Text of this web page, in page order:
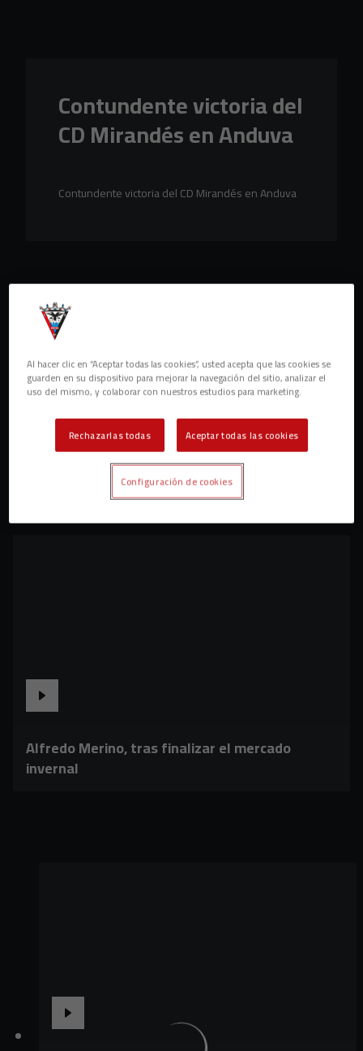
Contundente victoria del
CD Mirandés en Anduva
Contundente victoria del CD Mirandés en Anduva
Alfredo Merino, tras finalizar el mercado
invernal
Al hacer clic en “Aceptar todas las cookies”, usted acepta que las cookies se
guarden en su dispositivo para mejorar la navegación del sitio, analizar el
uso del mismo, y colaborar con nuestros estudios para marketing.
Rechazarlas todas Aceptar todas las cookies
Configuración de cookies